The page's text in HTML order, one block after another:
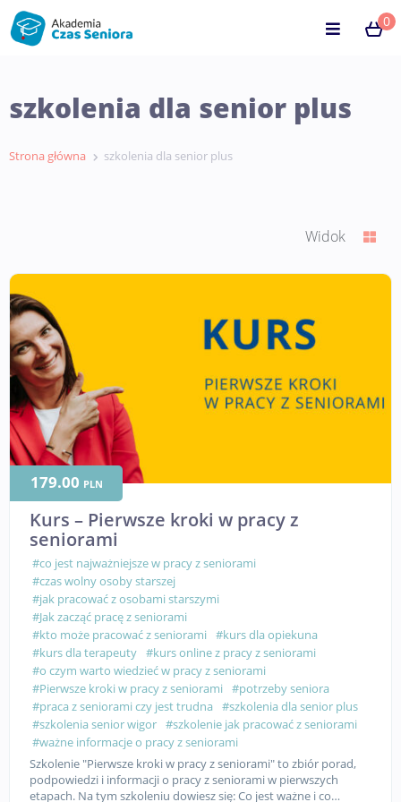
0
szkolenia dla senior plus
Strona główna szkolenia dla senior plus
Widok
Kurs – Pierwsze kroki w pracy z
seniorami
#co jest najważniejsze w pracy z seniorami
#czas wolny osoby starszej
#jak pracować z osobami starszymi
#Jak zacząć pracę z seniorami
#kto może pracować z seniorami #kurs dla opiekuna
#kurs dla terapeuty #kurs online z pracy z seniorami
#o czym warto wiedzieć w pracy z seniorami
#Pierwsze kroki w pracy z seniorami #potrzeby seniora
#praca z seniorami czy jest trudna #szkolenia dla senior plus
#szkolenia senior wigor #szkolenie jak pracować z seniorami
#ważne informacje o pracy z seniorami
Szkolenie "Pierwsze kroki w pracy z seniorami" to zbiór porad,
podpowiedzi i informacji o pracy z seniorami w pierwszych
etapach. Na tym szkoleniu dowiesz się: Co jest ważne i co…
179.00 PLN